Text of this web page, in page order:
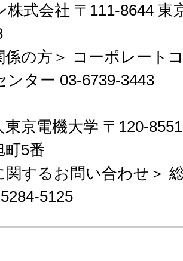
株式会社 〒111-8644 東
係の方＞ コーポレート
ンター 03-6739-3443
東京電機大学 〒120-
町5番
関するお問い合わせ＞
5125